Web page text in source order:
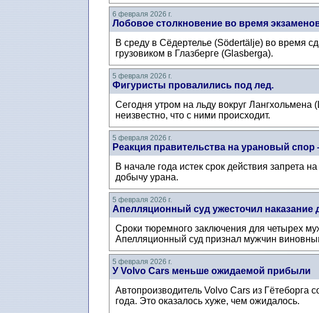
6 февраля 2026 г.
Лобовое столкновение во время
В среду в Сёдертелье (Södertälje) во время
грузовиком в Глазберге (Glasberga).
5 февраля 2026 г.
Фигуристы провалились под лед.
Сегодня утром на льду вокруг
неизвестно, что с ними происходит.
5 февраля 2026 г.
Реакция правительства на урановый
В начале года истек срок действия запрета
добычу урана.
5 февраля 2026 г.
Апелляционный суд ужесточил
Сроки тюремного заключения для четырех
Апелляционный суд признал мужчин
5 февраля 2026 г.
У Volvo Cars меньше ожидаемой прибыли
Автопроизводитель Volvo Cars из
года. Это оказалось хуже, чем ожидалось.